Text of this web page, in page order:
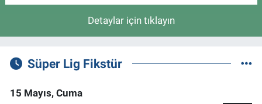
Detaylar için tıklayın
Süper Lig Fikstür
15 Mayıs, Cuma